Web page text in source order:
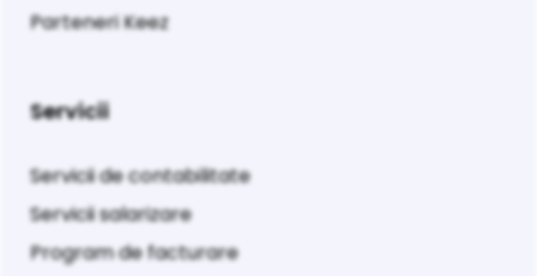
Parteneri Keez
Servicii
Servicii de contabilitate
Servicii salarizare
Program de facturare